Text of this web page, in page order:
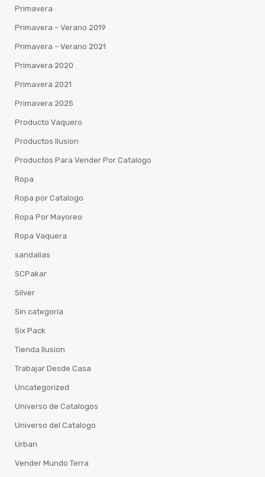
Primavera
Primavera – Verano 2019
Primavera – Verano 2021
Primavera 2020
Primavera 2021
Primavera 2025
Producto Vaquero
Productos Ilusion
Productos Para Vender Por Catalogo
Ropa
Ropa por Catalogo
Ropa Por Mayoreo
Ropa Vaquera
sandalias
SCPakar
Silver
Sin categoría
Six Pack
Tienda Ilusion
Trabajar Desde Casa
Uncategorized
Universo de Catalogos
Universo del Catalogo
Urban
Vender Mundo Terra